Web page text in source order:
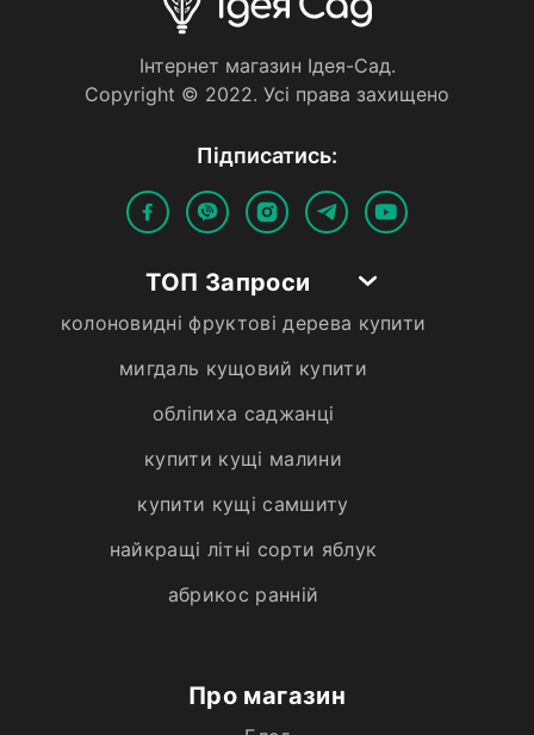
Iнтернет магазин Iдея-Сад.
Copyright © 2022. Усi права захищено
Пiдписатись:
ТОП Запроси
колоновидні фруктові дерева купити
мигдаль кущовий купити
обліпиха саджанці
купити кущі малини
купити кущі самшиту
найкращі літні сорти яблук
абрикос ранній
Про магазин